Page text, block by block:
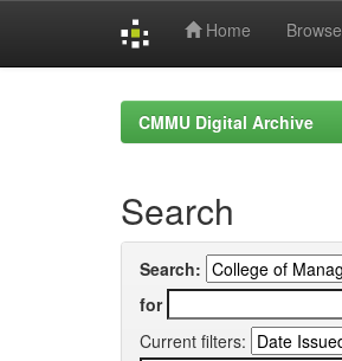
Home Browse
CMMU Digital Archive
Search
Search:
for
Current filters: